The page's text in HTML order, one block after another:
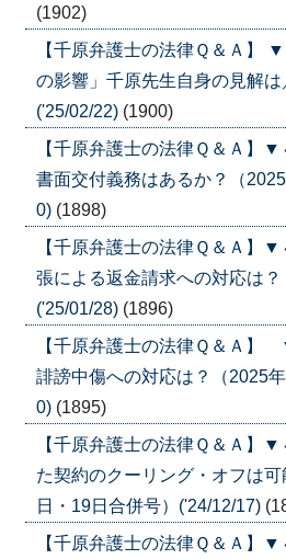
(1902)
【千原弁護士の法律Ｑ＆Ａ】
の影響」千原先生自身の見解は
('25/02/22) (1900)
【千原弁護士の法律Ｑ＆Ａ
書面交付義務はあるか？（
0) (1898)
【千原弁護士の法律Ｑ＆Ａ
張による返金請求への対応は？
('25/01/28) (1896)
【千原弁護士の法律Ｑ＆Ａ
誹謗中傷への対応は？（2025
0) (1895)
【千原弁護士の法律Ｑ＆Ａ
た契約のクーリング・オフは
日・19日合併号）('24/12/17)
【千原弁護士の法律Ｑ＆Ａ